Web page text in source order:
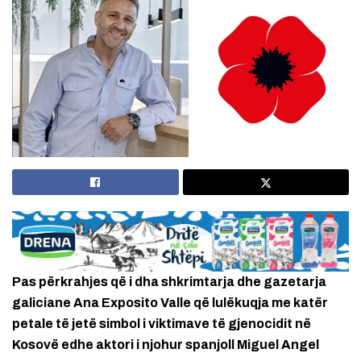
Pas përkrahjes që i dha shkrimtarja dhe gazetarja
galiciane Ana Exposito Valle që lulëkuqja me katër
petale të jetë simbol i viktimave të gjenocidit në
Kosovë edhe aktori i njohur spanjoll Miguel Angel